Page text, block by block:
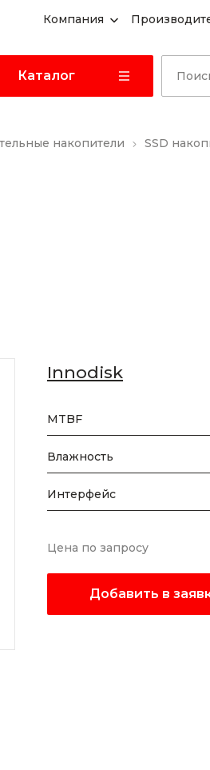
Компания
Каталог
накопители
SSD
Innodisk
MTBF
Влажность
Интерфейс
Цена по запросу
Добавить в